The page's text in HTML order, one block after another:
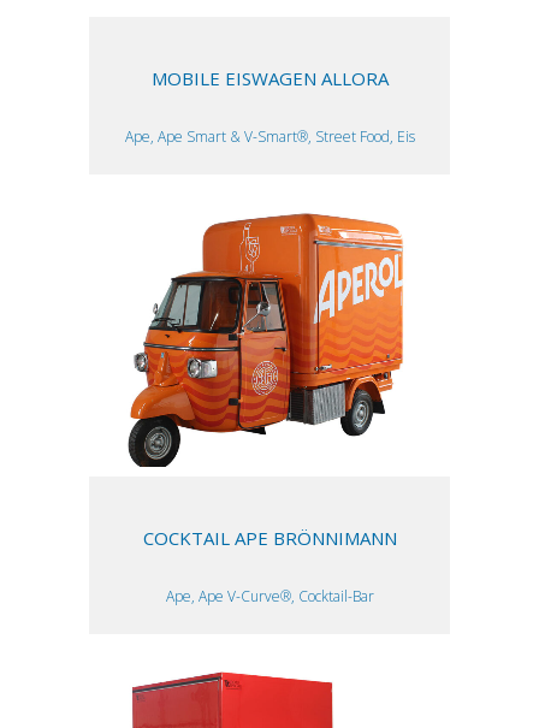
MOBILE EISWAGEN ALLORA
Ape, Ape Smart & V-Smart®, Street Food, Eis
COCKTAIL APE BRÖNNIMANN
Ape, Ape V-Curve®, Cocktail-Bar